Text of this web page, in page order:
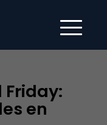
Friday:
en